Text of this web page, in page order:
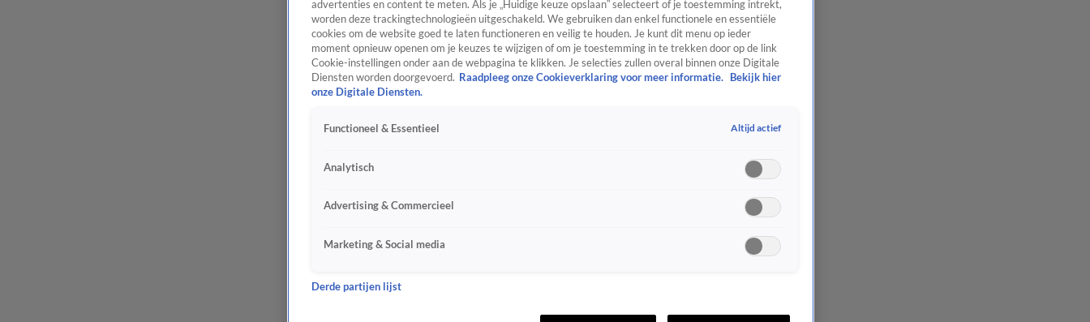
advertenties en content te meten. Als je „Huidige keuze opslaan” selecteert of je toestemming intrekt,
worden deze trackingtechnologieën uitgeschakeld. We gebruiken dan enkel functionele en essentiële
cookies om de website goed te laten functioneren en veilig te houden. Je kunt dit menu op ieder
moment opnieuw openen om je keuzes te wijzigen of om je toestemming in te trekken door op de link
Cookie-instellingen onder aan de webpagina te klikken. Je selecties zullen overal binnen onze Digitale
Diensten worden doorgevoerd. Raadpleeg onze Cookieverklaring voor meer informatie.
Bekijk hier
onze Digitale Diensten.
Functioneel & Essentieel Altijd actief
Analytisch
Advertising & Commercieel
Marketing & Social media
Derde partijen lijst